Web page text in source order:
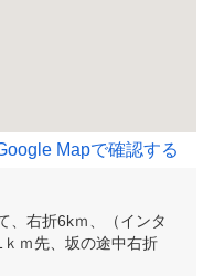
Mapで確認する
、右折6kｍ、（インタ
ｍ先、坂の途中右折